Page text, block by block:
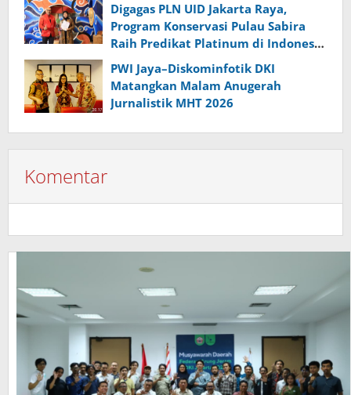
Digagas PLN UID Jakarta Raya,
Program Konservasi Pulau Sabira
Raih Predikat Platinum di Indonesia
Green Awards 2026
PWI Jaya–Diskominfotik DKI
Matangkan Malam Anugerah
Jurnalistik MHT 2026
Komentar